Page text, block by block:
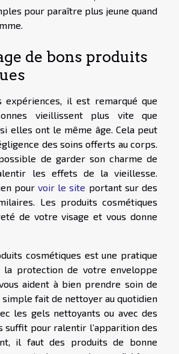
pour paraître plus jeune quand
de bons produits
expériences, il est remarqué que
vieillissent plus vite que
elles ont le même âge. Cela peut
des soins offerts au corps.
de garder son charme de
les effets de la vieillesse.
pour voir le site portant sur des
Les produits cosmétiques
de votre visage et vous donne
cosmétiques est une pratique
la protection de votre enveloppe
aident à bien prendre soin de
simple fait de nettoyer au quotidien
les gels nettoyants ou avec des
suffit pour ralentir l’apparition des
il faut des produits de bonne